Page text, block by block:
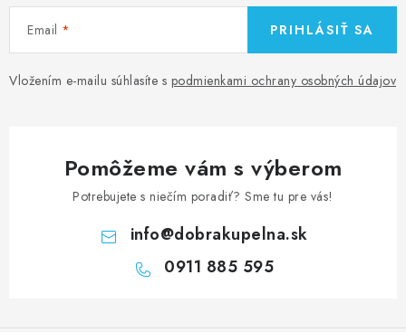
Email
Vložením e-mailu súhlasíte s podmienkami ochrany osobných údajov
PRIHLÁSIŤ SA
Pomôžeme vám s výberom
Potrebujete s niečím poradiť? Sme tu pre vás!
info@dobrakupelna.sk
0911 885 595